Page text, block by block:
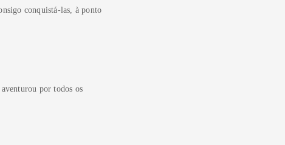
conquistá-las, à ponto
por todos os